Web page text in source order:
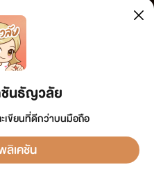
ชันธัญวลัย
เขียนที่ดีกว่าบนมือถือ
ลิเคชัน
ามใดๆ ทั้งสิ้น ดังนั้นผู้อ่านทุกท่านโปรดใช้
บข้อความใดๆ ที่ขัดต่อกฎหมายและศีลธรรม
ด้ดำเนินการในทันที ทั้งนี้ ทางเว็บไซต์ขอสงวน